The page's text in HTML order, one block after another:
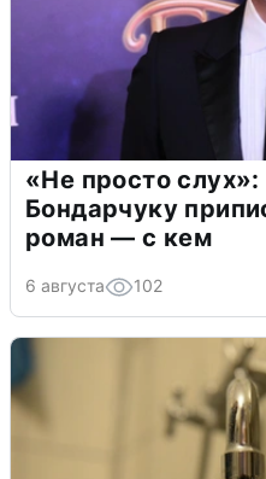
«Не просто
Бондарчуку
роман — с кем
6 августа 102